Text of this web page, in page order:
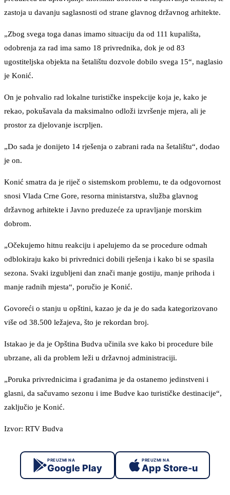
zastoja u davanju saglasnosti od strane glavnog državnog arhitekte.
„Zbog svega toga danas imamo situaciju da od 111 kupališta,
odobrenja za rad ima samo 18 privrednika, dok je od 83
ugostiteljska objekta na šetalištu dozvole dobilo svega 15“, naglasio
je Konić.
On je pohvalio rad lokalne turističke inspekcije koja je, kako je
rekao, pokušavala da maksimalno odloži izvršenje mjera, ali je
prostor za djelovanje iscrpljen.
„Do sada je donijeto 14 rješenja o zabrani rada na šetalištu“, dodao
je on.
Konić smatra da je riječ o sistemskom problemu, te da odgovornost
snosi Vlada Crne Gore, resorna ministarstva, služba glavnog
državnog arhitekte i Javno preduzeće za upravljanje morskim
dobrom.
„Očekujemo hitnu reakciju i apelujemo da se procedure odmah
odblokiraju kako bi privrednici dobili rješenja i kako bi se spasila
sezona. Svaki izgubljeni dan znači manje gostiju, manje prihoda i
manje radnih mjesta“, poručio je Konić.
Govoreći o stanju u opštini, kazao je da je do sada kategorizovano
više od 38.500 ležajeva, što je rekordan broj.
Istakao je da je Opština Budva učinila sve kako bi procedure bile
ubrzane, ali da problem leži u državnoj administraciji.
„Poruka privrednicima i građanima je da ostanemo jedinstveni i
glasni, da sačuvamo sezonu i ime Budve kao turističke destinacije“,
zaključio je Konić.
Izvor: RTV Budva
PREUZMI NA
Google Play
PREUZMI NA
App Store-u